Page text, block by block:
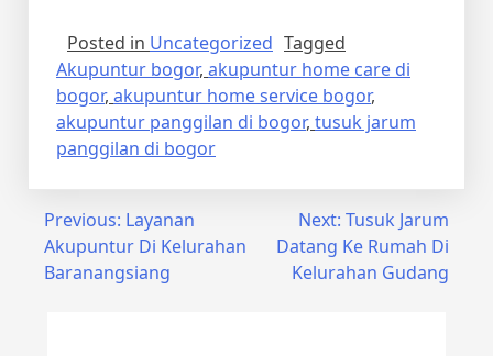
Posted in Uncategorized Tagged
Akupuntur bogor, akupuntur home care di
bogor, akupuntur home service bogor,
akupuntur panggilan di bogor, tusuk jarum
panggilan di bogor
Post
navigation
Previous: Layanan
Akupuntur Di Kelurahan
Baranangsiang
Next: Tusuk Jarum
Datang Ke Rumah Di
Kelurahan Gudang